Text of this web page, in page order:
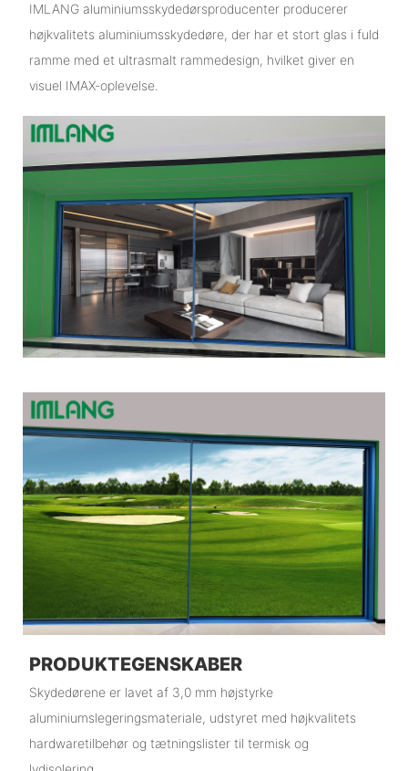
IMLANG aluminiumsskydedørsproducenter producerer
højkvalitets aluminiumsskydedøre, der har et stort glas i fuld
ramme med et ultrasmalt rammedesign, hvilket giver en
visuel IMAX-oplevelse.
PRODUKTEGENSKABER
Skydedørene er lavet af 3,0 mm højstyrke
aluminiumslegeringsmateriale, udstyret med højkvalitets
hardwaretilbehør og tætningslister til termisk og